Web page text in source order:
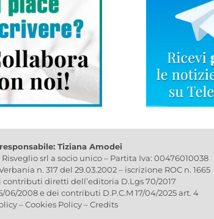
Tiziana Amodei
srl a socio unico – Partita Iva: 00476010038
n. 317 del 29.03.2002 – iscrizione ROC n. 1665
contributi diretti dell’editoria D.Lgs 70/2017
06/2008 e dei contributi D.P.C.M 17/04/2025 art. 4
–Cookies Policy–Credits